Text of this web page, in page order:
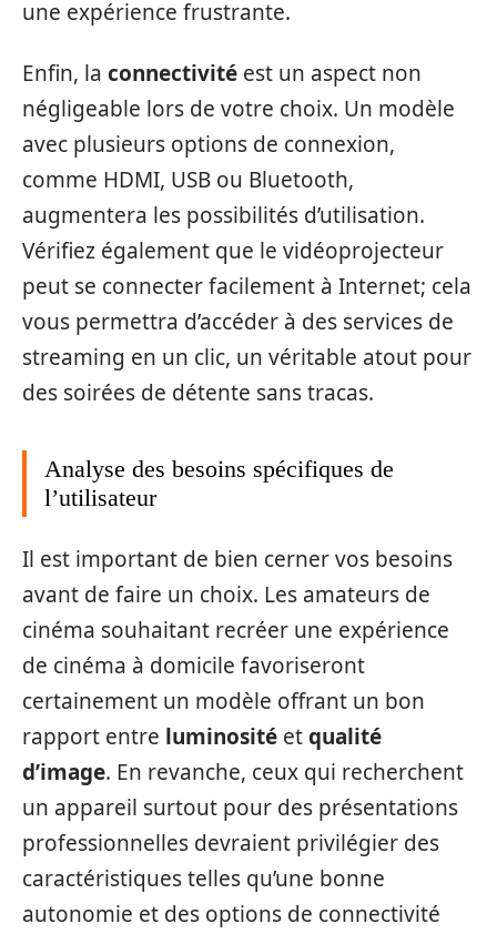
une expérience frustrante.
Enfin, la connectivité est un aspect non
négligeable lors de votre choix. Un modèle
avec plusieurs options de connexion,
comme HDMI, USB ou Bluetooth,
augmentera les possibilités d’utilisation.
Vérifiez également que le vidéoprojecteur
peut se connecter facilement à Internet; cela
vous permettra d’accéder à des services de
streaming en un clic, un véritable atout pour
des soirées de détente sans tracas.
Analyse des besoins spécifiques de
l’utilisateur
Il est important de bien cerner vos besoins
avant de faire un choix. Les amateurs de
cinéma souhaitant recréer une expérience
de cinéma à domicile favoriseront
certainement un modèle offrant un bon
rapport entre luminosité etqualité
d’image. En revanche, ceux qui recherchent
un appareil surtout pour des présentations
professionnelles devraient privilégier des
caractéristiques telles qu’une bonne
autonomie et des options de connectivité